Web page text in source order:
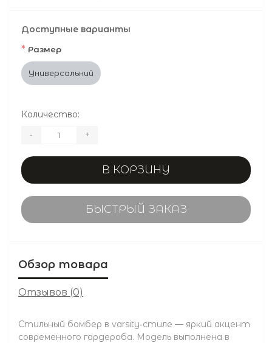
Доступные варианты
* Размер
Универсальний
Количество:
- +
В КОРЗИНУ
БЫСТРЫЙ ЗАКАЗ
Обзор товара
Отзывов (0)
Стильный бомбер в varsity‑стиле — яркий акцент
современного гардероба. Модель выполнена в